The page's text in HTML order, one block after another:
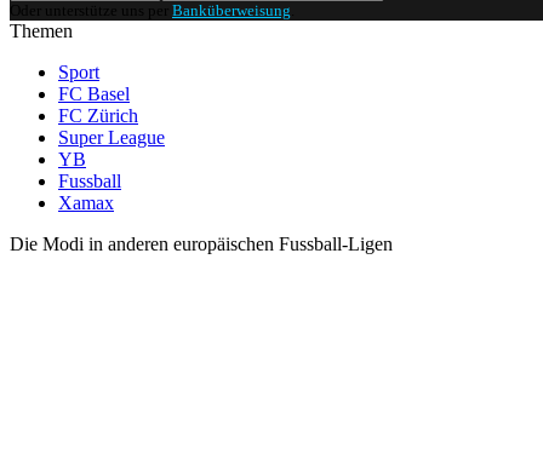
Oder unterstütze uns per Banküberweisung
Themen
Sport
FC Basel
FC Zürich
Super League
YB
Fussball
Xamax
Die Modi in anderen europäischen Fussball-Ligen